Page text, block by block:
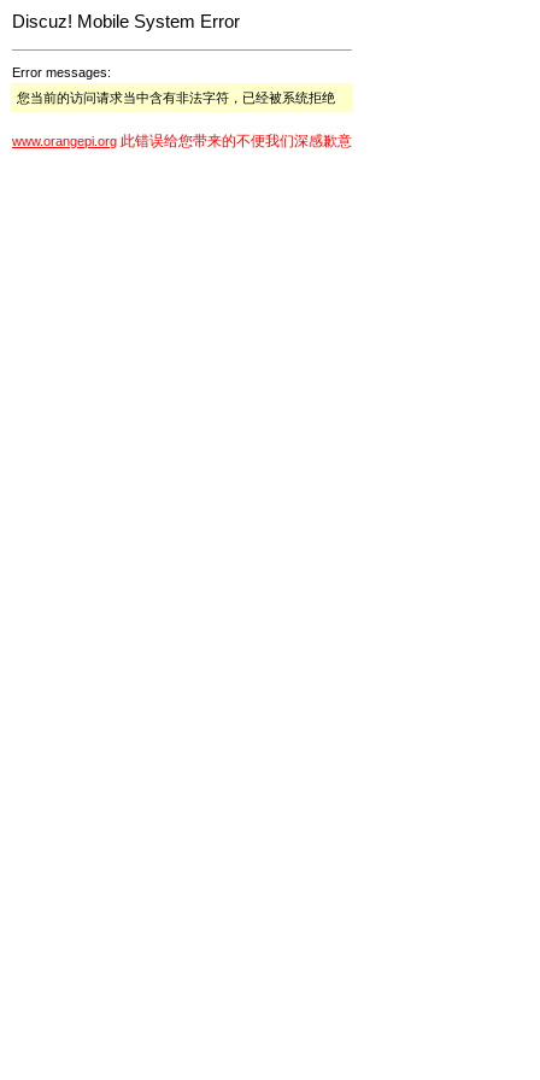
Discuz! Mobile System Error
Error messages:
您当前的访问请求当中含有非法字符，已经被系统拒绝
www.orangepi.org 此错误给您带来的不便我们深感歉意